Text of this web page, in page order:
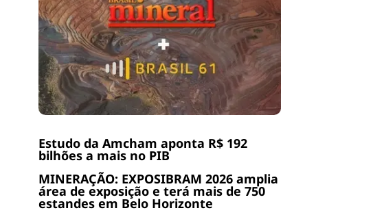
Estudo da Amcham aponta R$ 192
bilhões a mais no PIB
MINERAÇÃO: EXPOSIBRAM 2026 amplia
área de exposição e terá mais de 750
estandes em Belo Horizonte